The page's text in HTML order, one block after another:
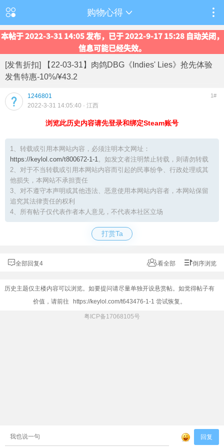
购物心得
本帖于 2022-3-31 14:05 发布，已于 2022-9-17 15:28 自动关闭，
信息可能已经失效。
[发售折扣] 【22-03-31】肉鸽DBG《Indies' Lies》抢先体验
发售特惠-10%/¥43.2
1246801 1#
2022-3-31 14:05:40 · 江西
浏览此历史内容请先登录和绑定Steam账号
1、转载或引用本网站内容，必须注明本文网址：
https://keylol.com/t800672-1-1。如发文者注明禁止转载，则请勿转载
2、对于不当转载或引用本网站内容而引起的民事纷争、行政处理或其
他损失，本网站不承担责任
3、对不遵守本声明或其他违法、恶意使用本网站内容者，本网站保留
追究其法律责任的权利
4、所有帖子仅代表作者本人意见，不代表本社区立场
打赏Ta
全部回复4 看全部 倒序浏览
历史主题仅主楼内容可以浏览。如要提问请尽量单独开设悬赏帖。如觉得帖子有
价值，请前往
https://keylol.com/t643476-1-1 尝试恢复。
粤ICP备17068105号